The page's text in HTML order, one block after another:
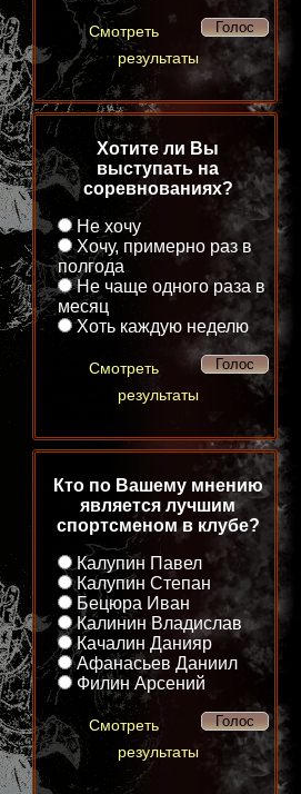
Смотреть
результаты
Хотите ли Вы
выступать на
соревнованиях?
Не хочу
Хочу, примерно раз в
полгода
Не чаще одного раза в
месяц
Хоть каждую неделю
Смотреть
результаты
Кто по Вашему мнению
является лучшим
спортсменом в клубе?
Калупин Павел
Калупин Степан
Бецюра Иван
Калинин Владислав
Качалин Данияр
Афанасьев Даниил
Филин Арсений
Смотреть
результаты